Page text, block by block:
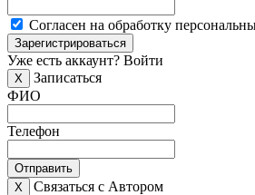
Согласен на обработку
Зарегистрироваться
Уже есть аккаунт? Войти
X
Записаться
ФИО
Телефон
Отправить
X
Связаться с Автором